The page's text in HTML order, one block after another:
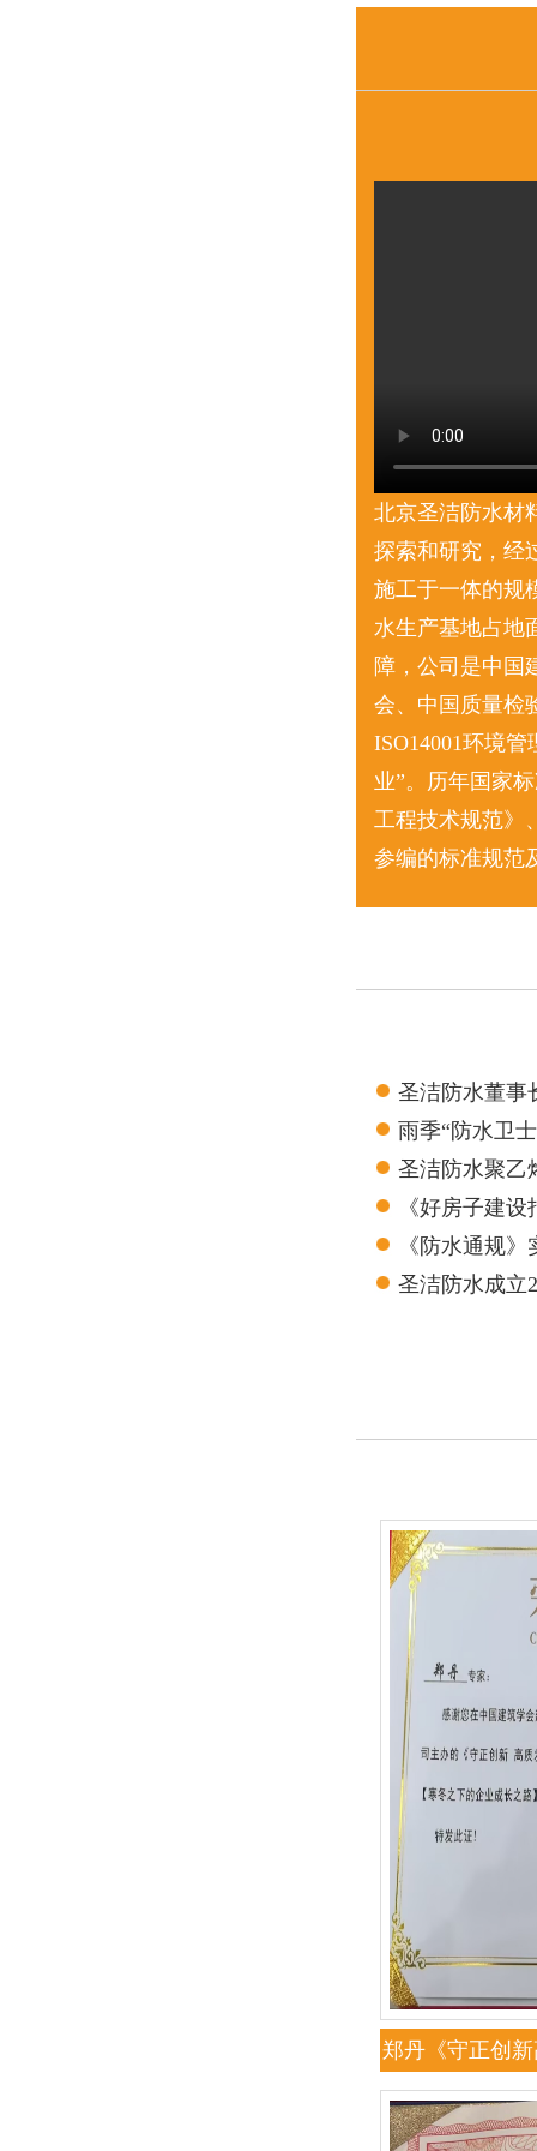
北京圣洁防水材
探索和研究，经
施工于一体的规
水生产基地占地
障，公司是中国
会、中国质量检
ISO14001环境
业”。历年国家
工程技术规范》
参编的标准规范
圣洁防水董事
雨季“防水卫
圣洁防水聚乙
测报告
《好房子建
《防水通规
圣洁防水成立
郑丹《守正创